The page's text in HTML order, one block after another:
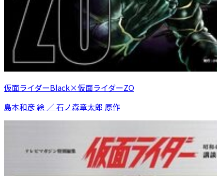
仮面ライダーBlack×仮面ライダーZO
島本和彦 絵 ／ 石ノ森章太郎 原作